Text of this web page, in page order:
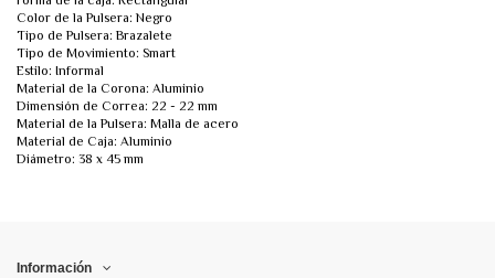
Color de la Pulsera: Negro
Tipo de Pulsera: Brazalete
Tipo de Movimiento: Smart
Estilo: Informal
Material de la Corona: Aluminio
Dimensión de Correa: 22 - 22 mm
Material de la Pulsera: Malla de acero
Material de Caja: Aluminio
Diámetro: 38 x 45 mm
Información